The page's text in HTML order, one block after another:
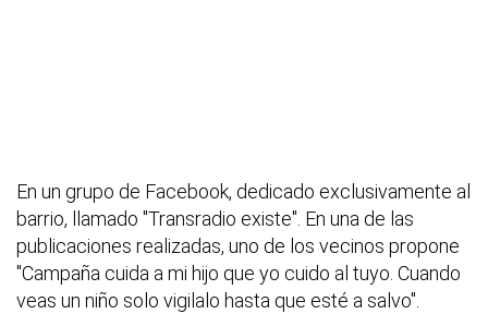
En un grupo de Facebook, dedicado exclusivamente al
barrio, llamado "Transradio existe". En una de las
publicaciones realizadas, uno de los vecinos propone
"Campaña cuida a mi hijo que yo cuido al tuyo. Cuando
veas un niño solo vigilalo hasta que esté a salvo".